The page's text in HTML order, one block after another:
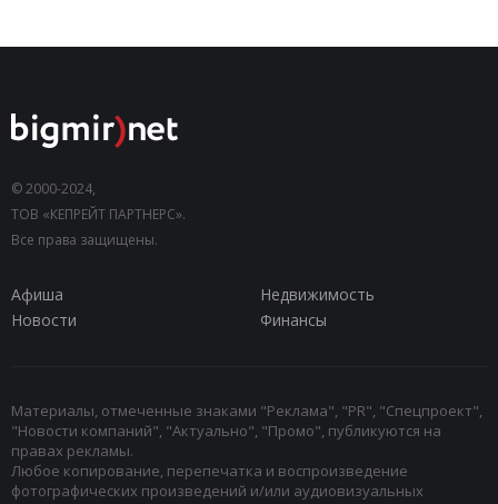
© 2000-2024,
ТОВ «КЕПРЕЙТ ПАРТНЕРС».
Все права защищены.
Афиша
Недвижимость
Новости
Финансы
Материалы, отмеченные знаками "Реклама", "PR", "Спецпроект",
"Новости компаний", "Актуально", "Промо", публикуются на
правах рекламы.
Любое копирование, перепечатка и воспроизведение
фотографических произведений и/или аудиовизуальных